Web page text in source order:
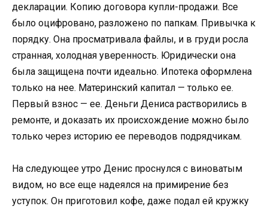
декларации. Копию договора купли-продажи. Все
было оцифровано, разложено по папкам. Привычка к
порядку. Она просматривала файлы, и в груди росла
странная, холодная уверенность. Юридически она
была защищена почти идеально. Ипотека оформлена
только на нее. Материнский капитал — только ее.
Первый взнос — ее. Деньги Дениса растворились в
ремонте, и доказать их происхождение можно было
только через историю ее переводов подрядчикам.
На следующее утро Денис проснулся с виноватым
видом, но все еще надеялся на примирение без
уступок. Он приготовил кофе, даже подал ей кружку